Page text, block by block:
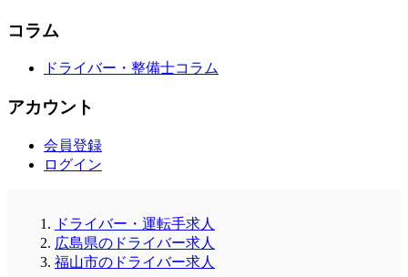
コラム
ドライバー・整備士コラム
アカウント
会員登録
ログイン
ドライバー・運転手求人
広島県のドライバー求人
福山市のドライバー求人